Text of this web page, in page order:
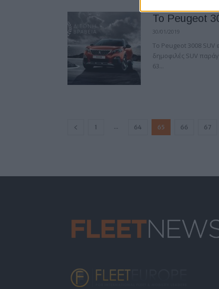
Το Peugeot
30/01/2019
Το Peugeot 3008 SUV
δημοφιλές SUV
63...
1 ... 64 65 66 67